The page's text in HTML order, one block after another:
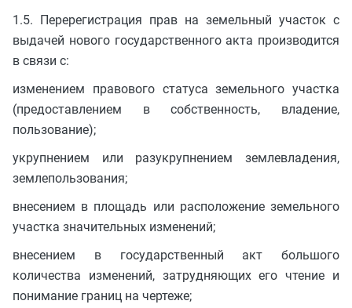
1.5. Перерегистрация прав на земельный участок с
выдачей нового государственного акта производится
в связи с:
изменением правового статуса земельного участка
(предоставлением в собственность, владение,
пользование);
укрупнением или разукрупнением землевладения,
землепользования;
внесением в площадь или расположение земельного
участка значительных изменений;
внесением в государственный акт большого
количества изменений, затрудняющих его чтение и
понимание границ на чертеже;